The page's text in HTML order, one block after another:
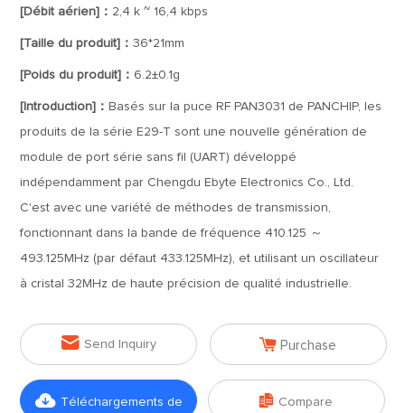
[Débit aérien]： 2,4 k ~ 16,4 kbps
[Taille du produit]：36*21mm
[Poids du produit]： 6.2±0.1g
[Introduction]： Basés sur la puce RF PAN3031 de PANCHIP, les
produits de la série E29-T sont une nouvelle génération de
module de port série sans fil (UART) développé
indépendamment par Chengdu Ebyte Electronics Co., Ltd.
C'est avec une variété de méthodes de transmission,
fonctionnant dans la bande de fréquence 410.125 ～
493.125MHz (par défaut 433.125MHz), et utilisant un oscillateur
à cristal 32MHz de haute précision de qualité industrielle.
 Send Inquiry  Purchase
 Téléchargements de  Compare